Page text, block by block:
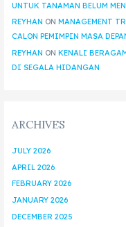
UNTUK TANAMAN BELUM
REYHAN ON MANAGEMENT
CALON PEMIMPIN MASA
REYHAN ON KENALI
DI SEGALA HIDANGAN
ARCHIVES
JULY 2026
APRIL 2026
FEBRUARY 2026
JANUARY 2026
DECEMBER 2025